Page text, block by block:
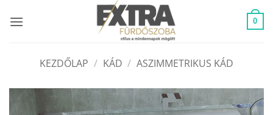
0
KEZDŐLAP / KÁD / ASZIMMETRIKUS KÁD